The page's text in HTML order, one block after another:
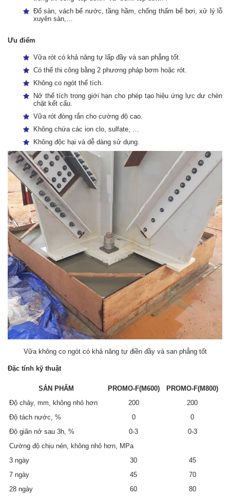
Đổ sàn, vách bể nước, tầng hầm, chống thấm bể bơi, xử lý lỗ
xuyên sàn,…
Ưu điểm
Vữa rót có khả năng tự lấp đầy và san phẳng tốt.
Có thể thi công bằng 2 phương pháp bơm hoặc rót.
Không co ngót thể tích.
Nở thể tích trong giới hạn cho phép tạo hiệu ứng lực dư chèn
chặt kết cấu.
Vữa rót đóng rắn cho cường độ cao.
Không chứa các ion clo, sulfate, …
Không độc hại và dễ dàng sử dụng.
Vữa không co ngót có khả năng tự điền đầy và san phẳng tốt
Đặc tính kỹ thuật
SẢN PHẨM PROMO-F(M600)
PROMO-F(M800)
Độ chảy, mm, không nhỏ hơn
200
200
Độ tách nước, %
0
0
Độ giãn nở sau 3h, %
0-3
0-3
Cường độ chịu nén, không nhỏ hơn, MPa
3 ngày
30
45
7 ngày
45
70
28 ngày
60 80